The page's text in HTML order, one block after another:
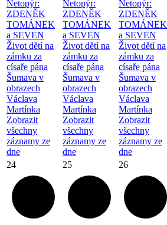
Netopýr:
ZDENĚK
TOMÁNEK
a SEVEN
Život dětí na
zámku za
císaře pána
Šumava v
obrazech
Václava
Martínka
Zobrazit
všechny
záznamy ze
dne
Netopýr:
ZDENĚK
TOMÁNEK
a SEVEN
Život dětí na
zámku za
císaře pána
Šumava v
obrazech
Václava
Martínka
Zobrazit
všechny
záznamy ze
dne
Netopýr:
ZDENĚK
TOMÁNEK
a SEVEN
Život dětí na
zámku za
císaře pána
Šumava v
obrazech
Václava
Martínka
Zobrazit
všechny
záznamy ze
dne
24
25 26